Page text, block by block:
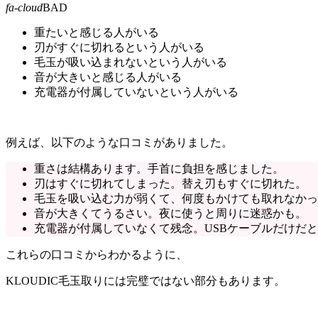
fa-cloudBAD
重たいと感じる人がいる
刃がすぐに切れるという人がいる
毛玉が吸い込まれないという人がいる
音が大きいと感じる人がいる
充電器が付属していないという人がいる
例えば、以下のような口コミがありました。
重さは結構あります。手首に負担を感じました。
刃はすぐに切れてしまった。替え刃もすぐに切れた。
毛玉を吸い込む力が弱くて、何度もかけても取れなかっ
音が大きくてうるさい。夜に使うと周りに迷惑かも。
充電器が付属していなくて残念。USBケーブルだけだと
これらの口コミからわかるように、
KLOUDIC毛玉取りには完璧ではない部分もあります。